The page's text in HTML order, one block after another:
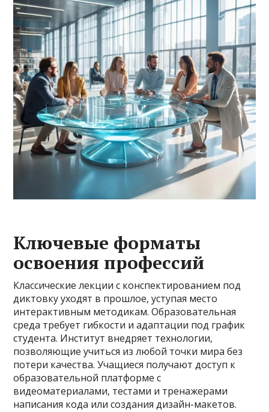
Ключевые форматы
освоения профессий
Классические лекции с конспектированием под
диктовку уходят в прошлое, уступая место
интерактивным методикам. Образовательная
среда требует гибкости и адаптации под график
студента. Институт внедряет технологии,
позволяющие учиться из любой точки мира без
потери качества. Учащиеся получают доступ к
образовательной платформе с
видеоматериалами, тестами и тренажерами
написания кода или создания дизайн-макетов.